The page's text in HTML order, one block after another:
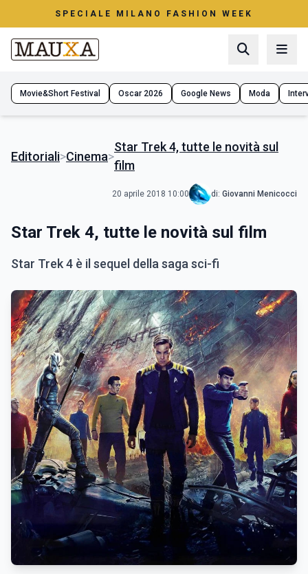
SPECIALE MILANO FASHION WEEK
Movie&Short Festival Oscar 2026 Google News Moda
Editoriali>Cinema>
Star Trek 4, tutte le novità sul
film
20 aprile 2018 10:00 di: Giovanni Menicocci
Star Trek 4, tutte le novità sul film
Star Trek 4 è il sequel della saga sci-fi